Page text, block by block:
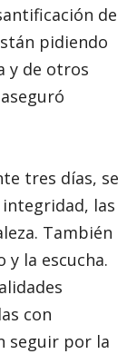
de
pidiendo
y de otros
tres días, se
las
También
la escucha.
con
seguir por la